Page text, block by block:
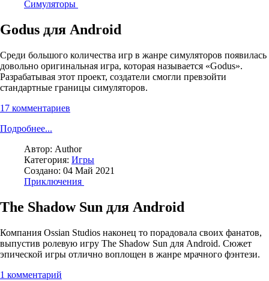
Симуляторы
Godus для Android
Среди большого количества игр в жанре симуляторов появилась
довольно оригинальная игра, которая называется «Godus».
Разрабатывая этот проект, создатели смогли превзойти
стандартные границы симуляторов.
17 комментариев
Подробнее...
Автор: Author
Категория: Игры
Создано: 04 Май 2021
Приключения
The Shadow Sun для Android
Компания Ossian Studios наконец то порадовала своих фанатов,
выпустив ролевую игру The Shadow Sun для Android. Сюжет
эпической игры отлично воплощен в жанре мрачного фэнтези.
1 комментарий